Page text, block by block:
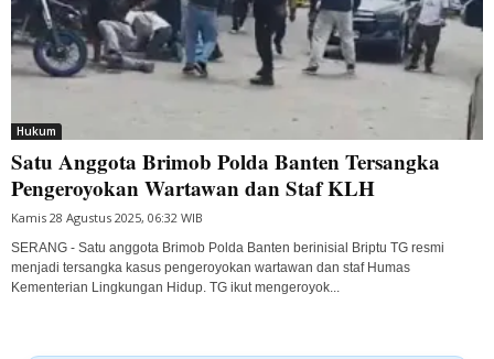
Hukum
Satu Anggota Brimob Polda Banten Tersangka
Pengeroyokan Wartawan dan Staf KLH
Kamis 28 Agustus 2025, 06:32 WIB
SERANG - Satu anggota Brimob Polda Banten berinisial Briptu TG resmi
menjadi tersangka kasus pengeroyokan wartawan dan staf Humas
Kementerian Lingkungan Hidup. TG ikut mengeroyok...